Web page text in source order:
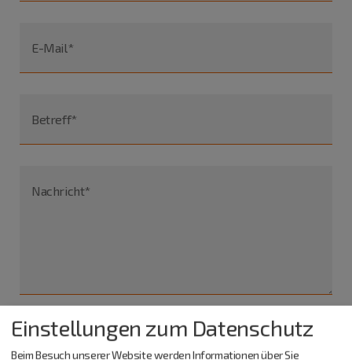
E-Mail*
Betreff*
Nachricht*
Ich habe dieDatenschutzerklärung gelesenund bin
damit einverstanden.*
Einstellungen zum Datenschutz
Beim Besuch unserer Website werden Informationen über Sie